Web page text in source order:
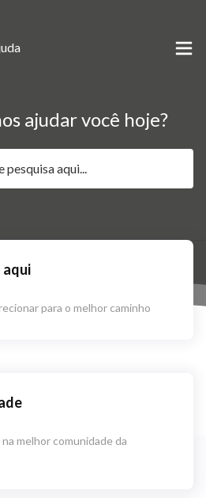
ajudar você hoje?
aqui
para o melhor caminho
melhor comunidade da